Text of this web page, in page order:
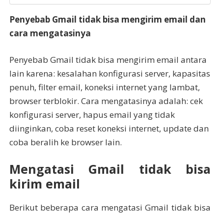
Penyebab Gmail tidak bisa mengirim email dan
cara mengatasinya
Penyebab Gmail tidak bisa mengirim email antara
lain karena: kesalahan konfigurasi server, kapasitas
penuh, filter email, koneksi internet yang lambat,
browser terblokir. Cara mengatasinya adalah: cek
konfigurasi server, hapus email yang tidak
diinginkan, coba reset koneksi internet, update dan
coba beralih ke browser lain.
Mengatasi Gmail tidak bisa
kirim email
Berikut beberapa cara mengatasi Gmail tidak bisa